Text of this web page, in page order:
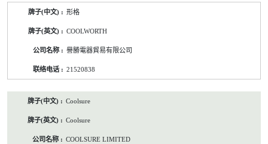
形格
COOLWORTH
譽勝電器貿易有限公司
21520838
Coolsure
Coolsure
COOLSURE LIMITED